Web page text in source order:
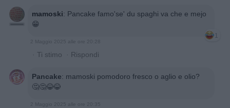
mamoski: Pancake famo'se' du spaghi va che e mejo
😁
1
2 Maggio 2025 alle ore 20:28
· Ti stimo · Rispondi
Pancake: mamoski pomodoro fresco o aglio e olio?
🤔🤔😂😂
2 Maggio 2025 alle ore 20:35